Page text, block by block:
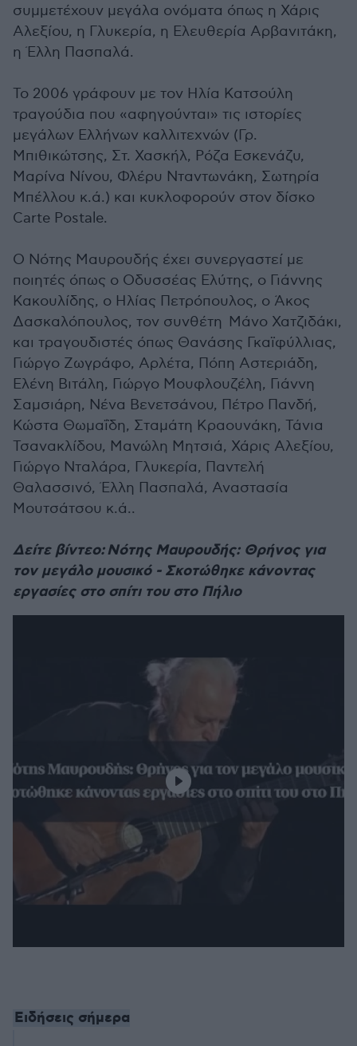
συμμετέχουν μεγάλα ονόματα όπως η Χάρις
Αλεξίου, η Γλυκερία, η Ελευθερία Αρβανιτάκη,
η Έλλη Πασπαλά.
Το 2006 γράφουν με τον Ηλία Κατσούλη
τραγούδια που «αφηγούνται» τις ιστορίες
μεγάλων Ελλήνων καλλιτεχνών (Γρ.
Μπιθικώτσης, Στ. Χασκήλ, Ρόζα Εσκενάζυ,
Μαρίνα Νίνου, Φλέρυ Νταντωνάκη, Σωτηρία
Μπέλλου κ.ά.) και κυκλοφορούν στον δίσκο
Carte Postale.
Ο Νότης Μαυρουδής έχει συνεργαστεί με
ποιητές όπως ο Οδυσσέας Ελύτης, ο Γιάννης
Κακουλίδης, ο Ηλίας Πετρόπουλος, ο Άκος
Δασκαλόπουλος, τον συνθέτη Μάνο Χατζιδάκι,
και τραγουδιστές όπως Θανάσης Γκαϊφύλλιας,
Γιώργο Ζωγράφο, Αρλέτα, Πόπη Αστεριάδη,
Ελένη Βιτάλη, Γιώργο Μουφλουζέλη, Γιάννη
Σαμσιάρη, Νένα Βενετσάνου, Πέτρο Πανδή,
Κώστα Θωμαΐδη, Σταμάτη Κραουνάκη, Τάνια
Τσανακλίδου, Μανώλη Μητσιά, Χάρις Αλεξίου,
Γιώργο Νταλάρα, Γλυκερία, Παντελή
Θαλασσινό, Έλλη Πασπαλά, Αναστασία
Μουτσάτσου κ.ά..
Δείτε βίντεο: Νότης Μαυρουδής: Θρήνος για
τον μεγάλο μουσικό - Σκοτώθηκε κάνοντας
εργασίες στο σπίτι του στο Πήλιο
Ειδήσεις σήμερα